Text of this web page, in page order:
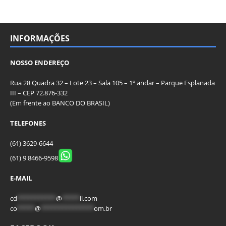
INFORMAÇÕES
NOSSO ENDEREÇO
Rua 28 Quadra 32 – Lote 23 – Sala 105 – 1º andar – Parque Esplanada
III – CEP 72.876-332
(Em frente ao BANCO DO BRASIL)
TELEFONES
(61) 3629-6644
(61) 9 8466-9598
E-MAIL
cd @
il.com
co
@ om.br